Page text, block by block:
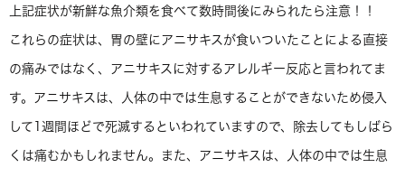
上記症状が新鮮な魚介類を食べて数時間後にみられたら注意！！
これらの症状は、胃の壁にアニサキスが食いついたことによる直接
の痛みではなく、アニサキスに対するアレルギー反応と言われてま
す。アニサキスは、人体の中では生息することができないため侵入
して1週間ほどで死滅するといわれていますので、除去してもしばら
くは痛むかもしれません。また、アニサキスは、人体の中では生息